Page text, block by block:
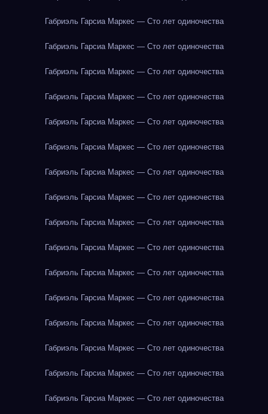
Габриэль Гарсиа Маркес — Сто лет одиночества
Габриэль Гарсиа Маркес — Сто лет одиночества
Габриэль Гарсиа Маркес — Сто лет одиночества
Габриэль Гарсиа Маркес — Сто лет одиночества
Габриэль Гарсиа Маркес — Сто лет одиночества
Габриэль Гарсиа Маркес — Сто лет одиночества
Габриэль Гарсиа Маркес — Сто лет одиночества
Габриэль Гарсиа Маркес — Сто лет одиночества
Габриэль Гарсиа Маркес — Сто лет одиночества
Габриэль Гарсиа Маркес — Сто лет одиночества
Габриэль Гарсиа Маркес — Сто лет одиночества
Габриэль Гарсиа Маркес — Сто лет одиночества
Габриэль Гарсиа Маркес — Сто лет одиночества
Габриэль Гарсиа Маркес — Сто лет одиночества
Габриэль Гарсиа Маркес — Сто лет одиночества
Габриэль Гарсиа Маркес — Сто лет одиночества